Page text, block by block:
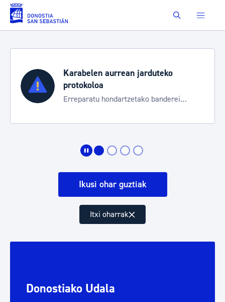
Eduki nagusira joan Buscar
Aste Nagusia 2026
Trafiko mozketak eta
bereziak
Ikusi ohar guztiak
Itxi oharrak
Donostiako Udala